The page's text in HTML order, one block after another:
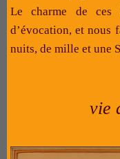
Le charme de ces
d’évocation, et nous
nuits, de mille et une
vie